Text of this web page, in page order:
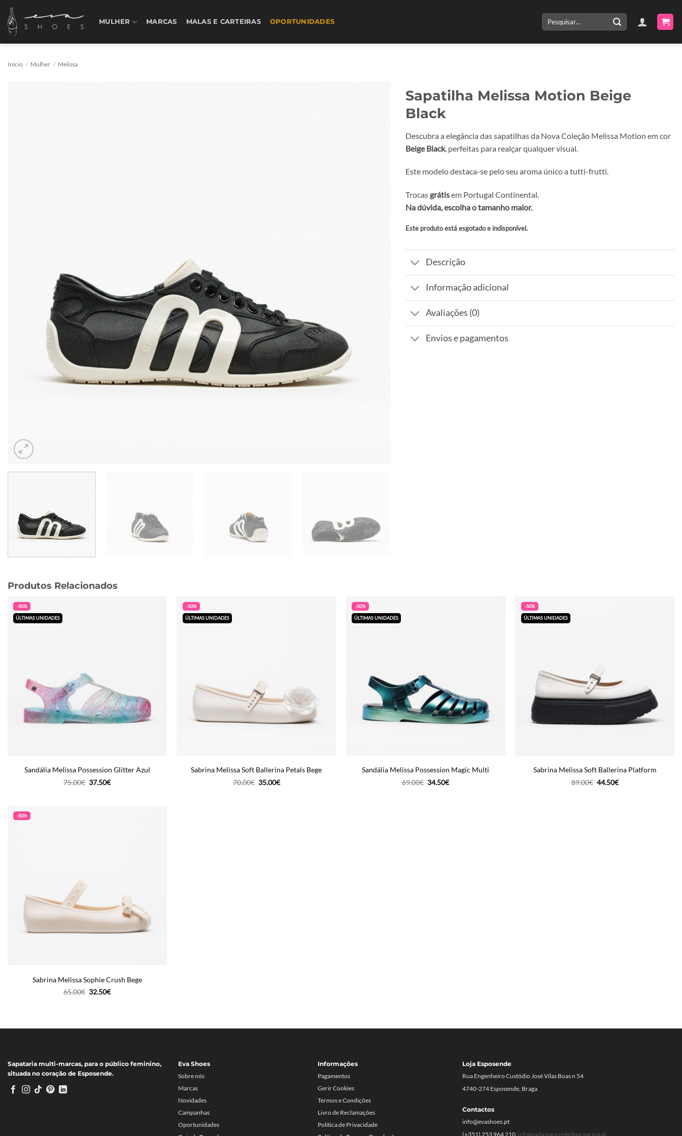
Skip
content
MULHER MARCAS MALAS E CARTEIRAS OPORTUNIDADES
Pesquisar
por:
Início / Mulher / Melissa
Sapatilha Melissa Motion Beige
Black
Descubra a elegância das sapatilhas da Nova Coleção Melissa Motion em cor
Beige Black, perfeitas para realçar qualquer visual.
Este modelo destaca-se pelo seu aroma único a tutti-frutti.
Trocas grátisem Portugal Continental.
Na dúvida, escolha o tamanho maior.
Este produto está esgotado e indisponível.
Alternative:
Descrição
Informação adicional
Avaliações (0)
Envios e pagamentos
Produtos Relacionados
-50%
ÚLTIMAS UNIDADES
Sandália Melissa Possession Glitter Azul
75.00€ O
37.50€O
-50%
ÚLTIMAS UNIDADES
Sabrina Melissa Soft Ballerina Petals Bege
70.00€ O
35.00€O
-50%
ÚLTIMAS UNIDADES
Sandália Melissa Possession Magic Multi
69.00€ O
34.50€O
-50%
ÚLTIMAS UNIDADES
Sabrina Melissa Soft Ballerina Platform
89.00€ O
44.50€O
-50%
Sabrina Melissa Sophie Crush Bege
65.00€ O
32.50€O
Sapataria multi-marcas, para o público feminino,
situada no coração de Esposende.
Eva Shoes
Sobre nós
Marcas
Novidades
Campanhas
Oportunidades
Informações
Pagamentos
Gerir Cookies
Termos e Condições
Livro de Reclamações
Política de Privacidade
Loja Esposende
Rua Engenheiro Custódio José Vilas Boas n 54
4740-274 Esposende, Braga
Contactos
info@evashoes.pt
(+351) 253 964 210 (chamada para rede fixa nacional)